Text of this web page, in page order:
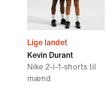
Lige landet
Kevin Durant
Nike 2-i-1-shorts til
mænd